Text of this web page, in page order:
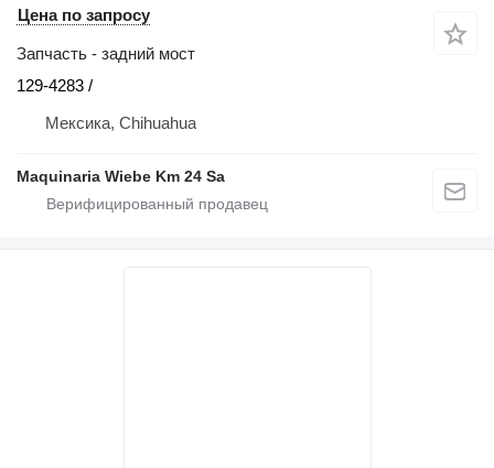
Цена по запросу
Запчасть - задний мост
129-4283 /
Мексика, Chihuahua
Maquinaria Wiebe Km 24 Sa